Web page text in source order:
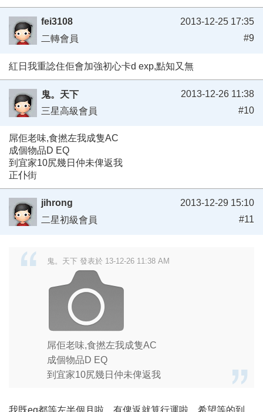
fei3108
二轉會員
2013-12-25 17:35
#9
紅日我重諗住佢會加強初心卡d exp,點知又無
鬼。天下
三星高級會員
2013-12-26 11:38
#10
屌佢老味,食撚左我成隻AC
成個物品D EQ
到宜家10尻幾日仲未俾返我
正仆街
jihrong
二星初級會員
2013-12-29 15:10
#11
鬼。天下 發表於 13-12-26 11:38 AM
屌佢老味,食撚左我成隻AC
成個物品D EQ
到宜家10尻幾日仲未俾返我